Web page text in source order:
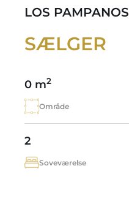
LOS PAMPANOS
SÆLGER
0 m2
Område
2
Soveværelse